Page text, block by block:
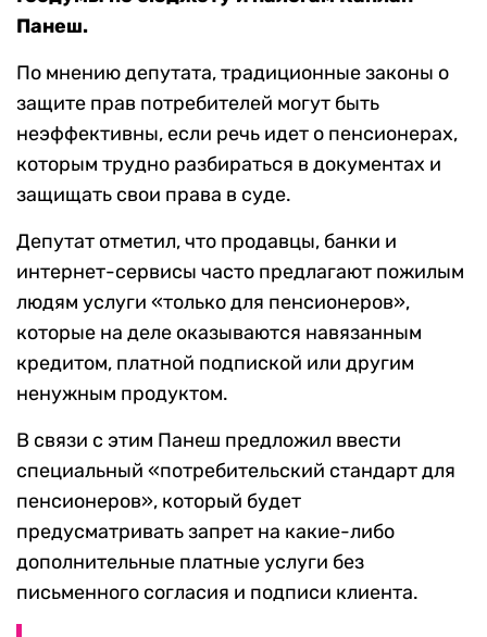
Панеш.
По мнению депутата, традиционные законы о
защите прав потребителей могут быть
неэффективны, если речь идет о пенсионерах,
которым трудно разбираться в документах и
защищать свои права в суде.
Депутат отметил, что продавцы, банки и
интернет-сервисы часто предлагают пожилым
людям услуги «только для пенсионеров»,
которые на деле оказываются навязанным
кредитом, платной подпиской или другим
ненужным продуктом.
В связи с этим Панеш предложил ввести
специальный «потребительский стандарт для
пенсионеров», который будет
предусматривать запрет на какие-либо
дополнительные платные услуги без
письменного согласия и подписи клиента.